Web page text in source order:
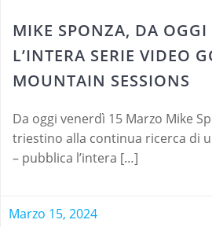
MIKE SPONZA, DA
L’INTERA SERIE VIDEO
MOUNTAIN SESSIONS
Da oggi venerdì 15 Marzo Mike
triestino alla continua ricerca di
– pubblica l’intera […]
Marzo 15, 2024